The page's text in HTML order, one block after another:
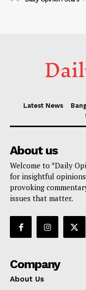
Latest News
About us
Welcome to *Daily
for insightful
provoking
issues that matter.
Company
About Us